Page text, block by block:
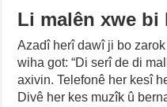
Li malên xwe
Azadî herî dawî ji bo
wiha got: “Di serî de di
axivin. Telefonê her kesî
Divê her kes muzîk û